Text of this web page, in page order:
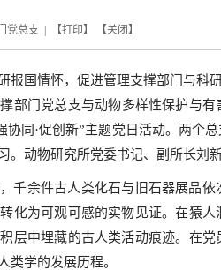
党总支 | 【打印】 【关闭 】
报国情怀，促进管理支撑部门与科
部门党总支与动物多样性保护与有
协同·促创新”主题党日活动。两个
。动物研究所党委书记、副所长刘
千余件古人类化石与旧石器展品
化为可观可感的实物见证。在猿人
层中埋藏的古人类活动痕迹。在
类学的发展历程。